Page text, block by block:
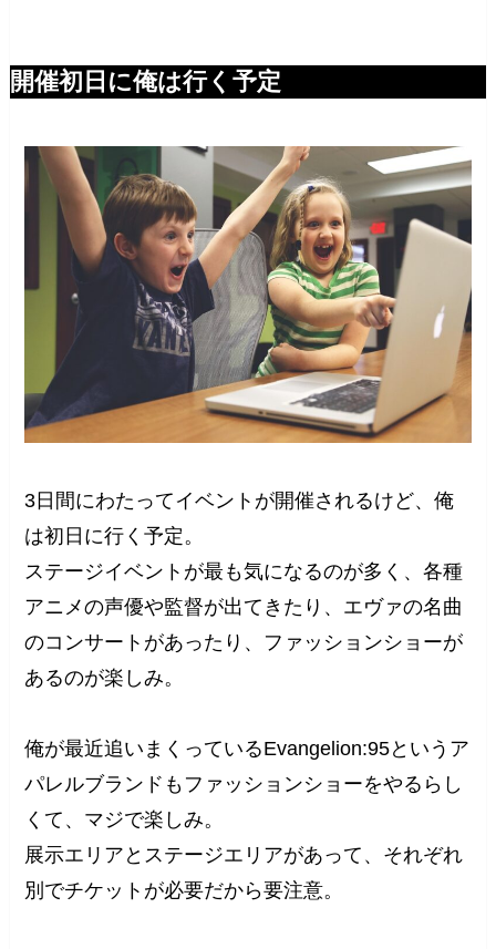
開催初日に俺は行く予定
3日間にわたってイベントが開催されるけど、俺
は初日に行く予定。
ステージイベントが最も気になるのが多く、各種
アニメの声優や監督が出てきたり、エヴァの名曲
のコンサートがあったり、ファッションショーが
あるのが楽しみ。
俺が最近追いまくっているEvangelion:95というア
パレルブランドもファッションショーをやるらし
くて、マジで楽しみ。
展示エリアとステージエリアがあって、それぞれ
別でチケットが必要だから要注意。